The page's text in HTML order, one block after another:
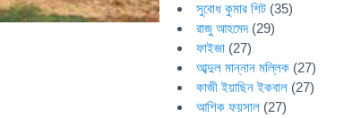
সুবোধ কুমার শিট (35)
রাজু আহমেদ(29)
ফাইজা (27)
আব্দুল মান্নান মল্লিক (27)
কাজী ইয়াছিন ইকবাল (27)
আশিক ফয়সাল (27)